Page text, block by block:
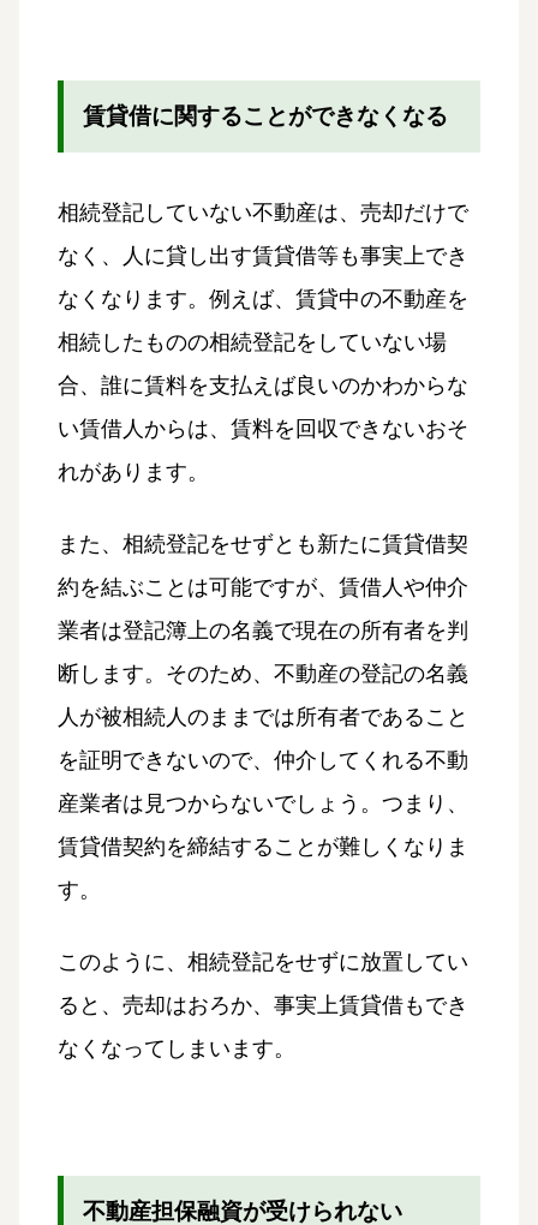
賃貸借に関することができなくなる
相続登記していない不動産は、売却だけで
なく、人に貸し出す賃貸借等も事実上でき
なくなります。例えば、賃貸中の不動産を
相続したものの相続登記をしていない場
合、誰に賃料を支払えば良いのかわからな
い賃借人からは、賃料を回収できないおそ
れがあります。
また、相続登記をせずとも新たに賃貸借契
約を結ぶことは可能ですが、賃借人や仲介
業者は登記簿上の名義で現在の所有者を判
断します。そのため、不動産の登記の名義
人が被相続人のままでは所有者であること
を証明できないので、仲介してくれる不動
産業者は見つからないでしょう。つまり、
賃貸借契約を締結することが難しくなりま
す。
このように、相続登記をせずに放置してい
ると、売却はおろか、事実上賃貸借もでき
なくなってしまいます。
不動産担保融資が受けられない